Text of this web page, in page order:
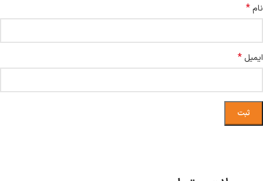
نام*
ایمیل *